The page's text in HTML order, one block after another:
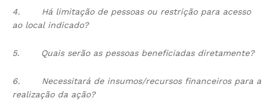
4. Há limitação de pessoas ou restrição para acesso
ao local indicado?
5. Quais serão as pessoas beneficiadas diretamente?
6.
Necessitará de insumos/recursos financeiros para a
realização da ação?